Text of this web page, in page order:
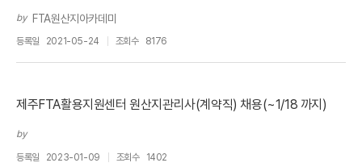
by FTA원산지아카데미
등록일 2021-05-24 조회수 8176
제주FTA활용지원센터 원산지관리사(계약직) 채용(~1/18 까지)
by
등록일 2023-01-09 조회수 1402